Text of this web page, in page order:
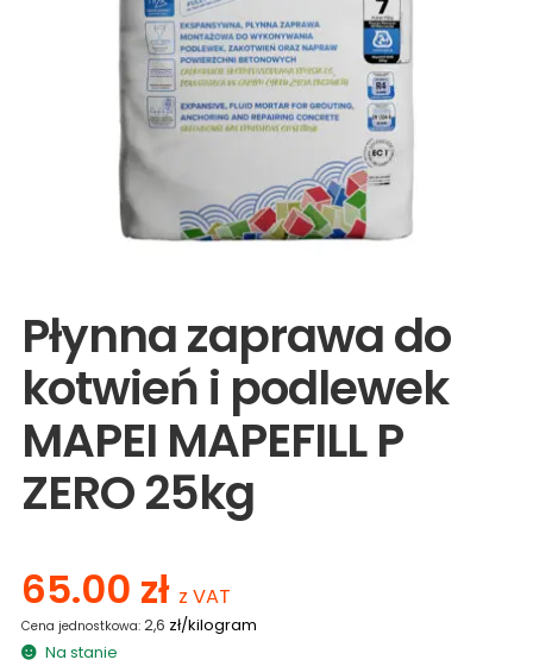
Wyprzedaże
Płynna zaprawa do
kotwień i podlewek
MAPEI MAPEFILL P
ZERO 25kg
65.00 zł z VAT
2,6 zł/kilogram
Na stanie